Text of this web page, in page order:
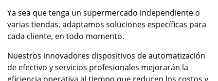
Ya sea que tenga un supermercado independiente o
varias tiendas, adaptamos soluciones específicas para
cada cliente, en todo momento.
Nuestros innovadores dispositivos de automatización
de efectivo y servicios profesionales mejorarán la